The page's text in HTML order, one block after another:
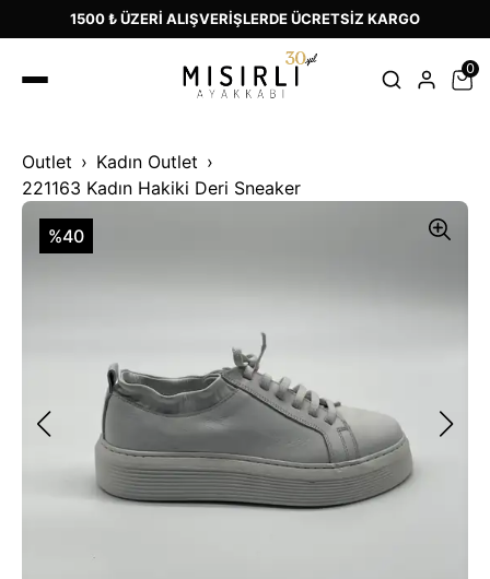
1500 ₺ ÜZERİ ALIŞVERİŞLERDE ÜCRETSİZ KARGO
0
Outlet
Kadın Outlet
221163 Kadın Hakiki Deri Sneaker
%40